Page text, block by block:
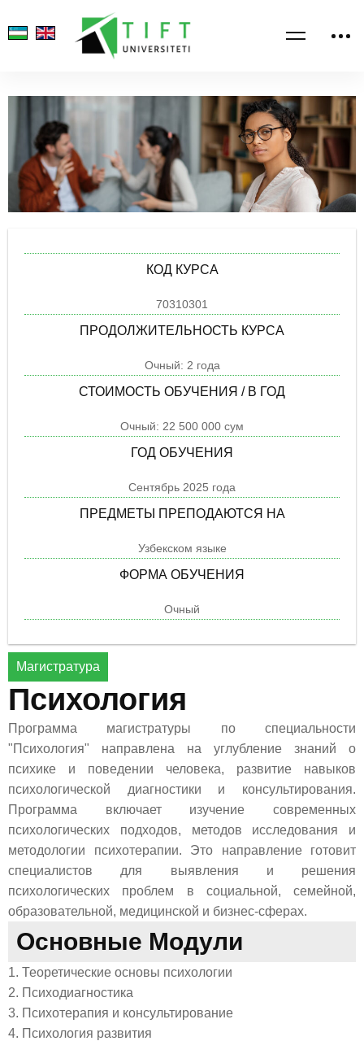
КОД КУРСА
70310301
ПРОДОЛЖИТЕЛЬНОСТЬ КУРСА
Очный: 2 года
СТОИМОСТЬ ОБУЧЕНИЯ / В ГОД
Очный: 22 500 000 сум
ГОД ОБУЧЕНИЯ
Cентябрь 2025 года
ПРЕДМЕТЫ ПРЕПОДАЮТСЯ НА
Узбекском языке
ФОРМА ОБУЧЕНИЯ
Очный
Магистратура
Психология
Программа магистратуры по специальности
"Психология" направлена на углубление знаний о
психике и поведении человека, развитие навыков
психологической диагностики и консультирования.
Программа включает изучение современных
психологических подходов, методов исследования и
методологии психотерапии. Это направление готовит
специалистов для выявления и решения
психологических проблем в социальной, семейной,
образовательной, медицинской и бизнес-сферах.
Основные Модули
1. Теоретические основы психологии
2. Психодиагностика
3. Психотерапия и консультирование
4. Психология развития